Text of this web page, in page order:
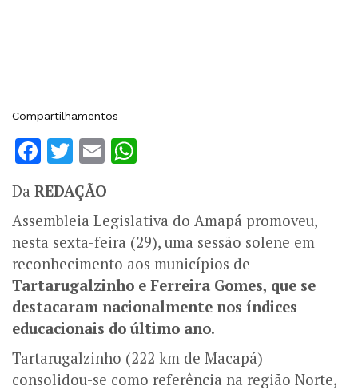
Compartilhamentos
Facebook
Twitter
Email
Da REDAÇÃO
Assembleia Legislativa do Amapá promoveu,
nesta sexta-feira (29), uma sessão solene em
reconhecimento aos municípios de
Tartarugalzinho e Ferreira Gomes, que se
destacaram nacionalmente nos índices
educacionais do último ano.
Tartarugalzinho (222 km de Macapá)
consolidou-se como referência na região Norte,